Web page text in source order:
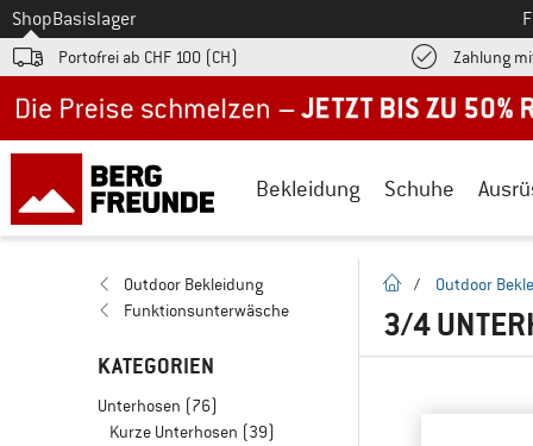
Zum
ShopBasislager
Portofrei ab CHF 100 (CH) Zahlung
Bekleidung Schuhe
Outdoor Bekleidung
Funktionsunterwäsche
KATEGORIEN
Unterhosen (76)
Kurze Unterhosen (39)
Startseite
/ Outdoor
3/4